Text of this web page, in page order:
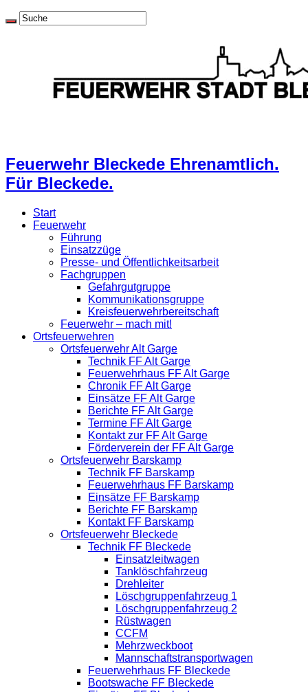
Feuerwehr Bleckede Ehrenamtlich.
Für Bleckede.
Start
Feuerwehr
Führung
Einsatzzüge
Presse- und Öffentlichkeitsarbeit
Fachgruppen
Gefahrgutgruppe
Kommunikationsgruppe
Kreisfeuerwehrbereitschaft
Feuerwehr – mach mit!
Ortsfeuerwehren
Ortsfeuerwehr Alt Garge
Technik FF Alt Garge
Feuerwehrhaus FF Alt Garge
Chronik FF Alt Garge
Einsätze FF Alt Garge
Berichte FF Alt Garge
Termine FF Alt Garge
Kontakt zur FF Alt Garge
Förderverein der FF Alt Garge
Ortsfeuerwehr Barskamp
Technik FF Barskamp
Feuerwehrhaus FF Barskamp
Einsätze FF Barskamp
Berichte FF Barskamp
Kontakt FF Barskamp
Ortsfeuerwehr Bleckede
Technik FF Bleckede
Einsatzleitwagen
Tanklöschfahrzeug
Drehleiter
Löschgruppenfahrzeug 1
Löschgruppenfahrzeug 2
Rüstwagen
CCFM
Mehrzweckboot
Mannschaftstransportwagen
Feuerwehrhaus FF Bleckede
Bootswache FF Bleckede